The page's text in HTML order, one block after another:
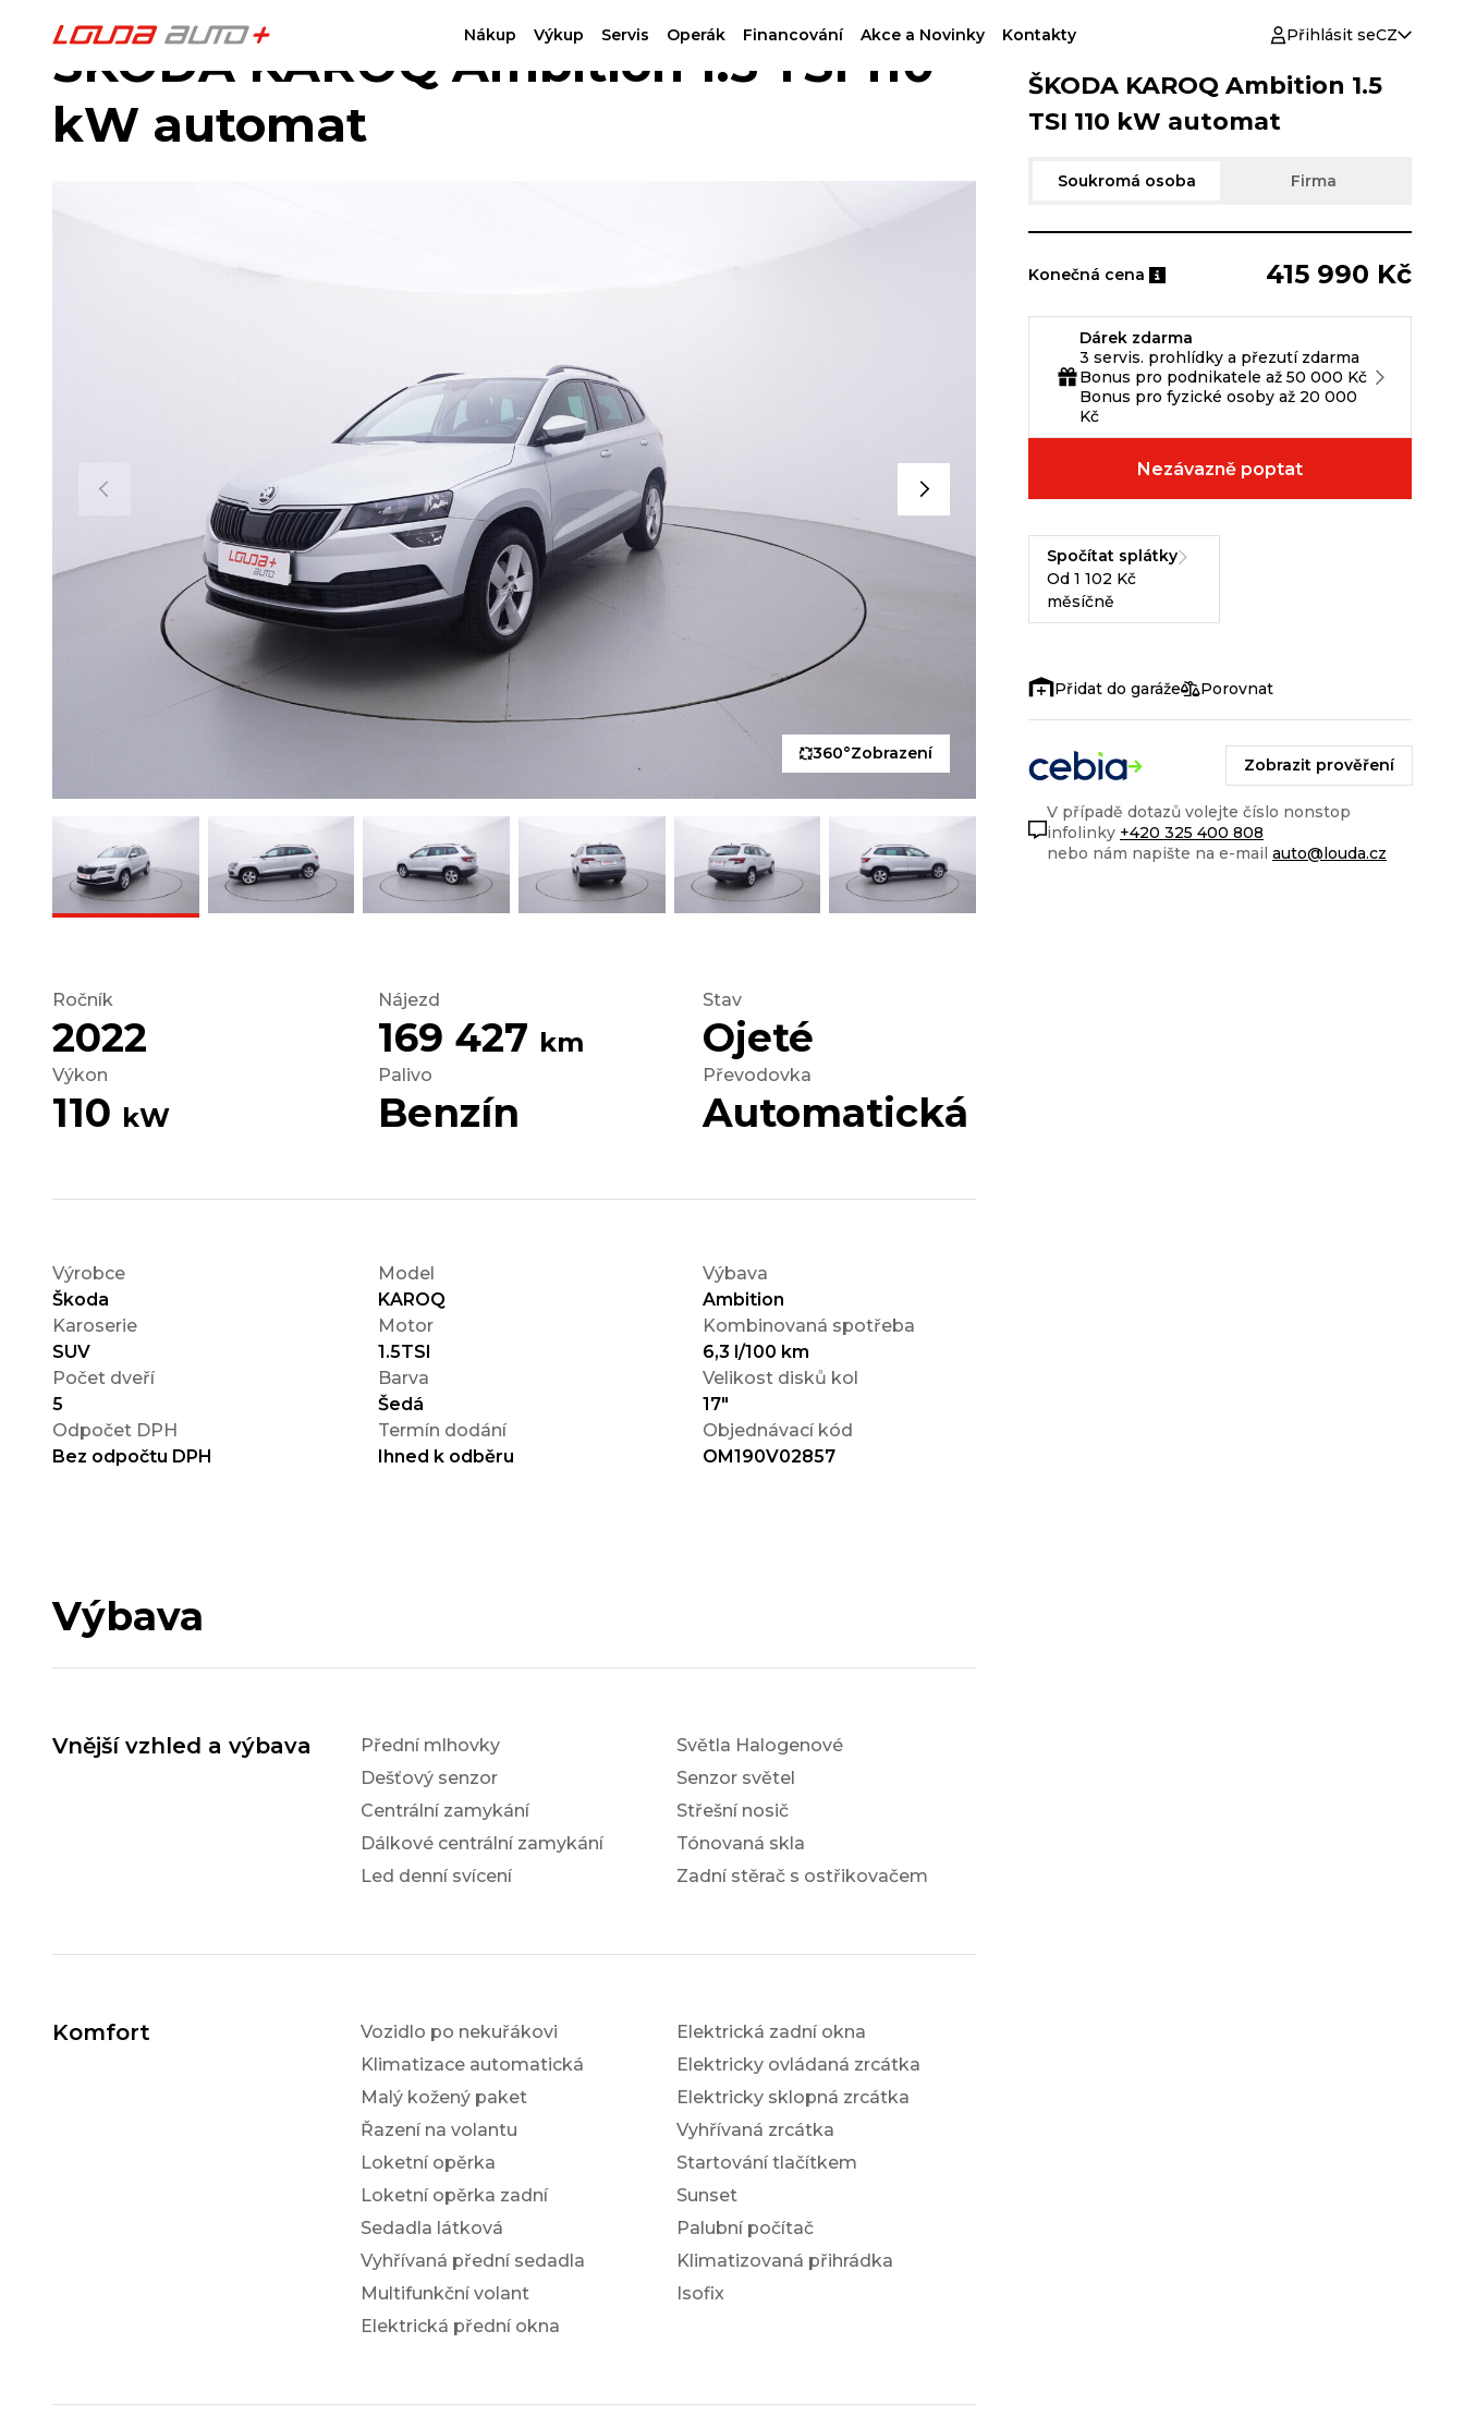
Nákup Výkup Servis Operák Financování Akce a Novinky Kontakty Přihlásit seCZ
ŠKODA KAROQ Ambition 1.5 TSI 110
kW automat
360°Zobrazení
Ročník
2022
Nájezd
169 427 km
Stav
Ojeté
Výkon
110 kW
Palivo
Benzín
Převodovka
Automatická
Výrobce
Škoda
Model
KAROQ
Výbava
Ambition
Karoserie
SUV
Motor
1.5TSI
Kombinovaná spotřeba
6,3 l/100 km
Počet dveří
5
Barva
Šedá
Velikost disků kol
17"
Odpočet DPH
Bez odpočtu DPH
Termín dodání
Ihned k odběru
Objednávací kód
OM190V02857
Výbava
Vnější vzhled a výbava
Přední mlhovky
Dešťový senzor
Centrální zamykání
Dálkové centrální zamykání
Led denní svícení
Světla Halogenové
Senzor světel
Střešní nosič
Tónovaná skla
Zadní stěrač s ostřikovačem
Komfort
Vozidlo po nekuřákovi
Klimatizace automatická
Malý kožený paket
Řazení na volantu
Loketní opěrka
Loketní opěrka zadní
Sedadla látková
Vyhřívaná přední sedadla
Multifunkční volant
Elektrická přední okna
Elektrická zadní okna
Elektricky ovládaná zrcátka
Elektricky sklopná zrcátka
Vyhřívaná zrcátka
Startování tlačítkem
Sunset
Palubní počítač
Klimatizovaná přihrádka
Isofix
ŠKODA KAROQ Ambition 1.5
TSI 110 kW automat
Soukromá osoba Firma
Konečná cena 415 990 Kč
Dárek zdarma
3 servis. prohlídky a přezutí zdarma
Bonus pro podnikatele až 50 000 Kč
Bonus pro fyzické osoby až 20 000
Kč
Nezávazně poptat
Spočítat splátky
Od 1 102 Kč
měsíčně
Porovnat
Zobrazit prověření
V případě dotazů volejte číslo nonstop
infolinky +420 325 400 808
nebo nám napište na e-mail auto@louda.cz